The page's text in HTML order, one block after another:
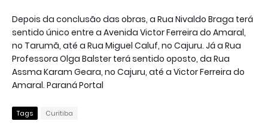
Depois da conclusão das obras, a Rua Nivaldo Braga terá
sentido único entre a Avenida Victor Ferreira do Amaral,
no Tarumã, até a Rua Miguel Caluf, no Cajuru. Já a Rua
Professora Olga Balster terá sentido oposto, da Rua
Assma Karam Geara, no Cajuru, até a Victor Ferreira do
Amaral. Paraná Portal
Tags Curitiba